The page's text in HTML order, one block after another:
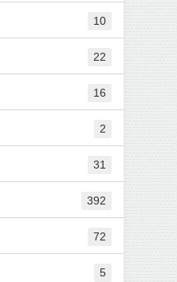
10
22
16
2
31
392
72
5